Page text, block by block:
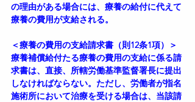
の理由がある場合には、療養の給付に代えて
療養の費用が支給される。
＜療養の費用の支給請求書（則12条1項）＞
療養補償給付たる療養の費用の支給に係る請
求書は、直接、所轄労働基準監督署長に提出
しなければならない。ただし、労働者が指名
施術所において治療を受ける場合は、当該請